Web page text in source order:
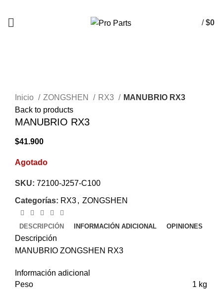
/ $0
Inicio
ZONGSHEN RX3
MANUBRIO RX3
Back to products
MANUBRIO RX3
$41.900
Agotado
SKU: 72100-J257-C100
Categorías: RX3, ZONGSHEN
DESCRIPCIÓN INFORMACIÓN ADICIONAL OPINIONES
Descripción
MANUBRIO ZONGSHEN RX3
Información adicional
Peso
1 kg